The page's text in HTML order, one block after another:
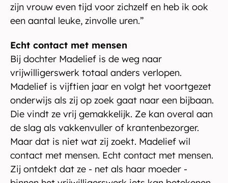
zijn vrouw even tijd voor zichzelf en heb ik ook
een aantal leuke, zinvolle uren.”
Echt contact met mensen
Bij dochter Madelief is de weg naar
vrijwilligerswerk totaal anders verlopen.
Madelief is vijftien jaar en volgt het voortgezet
onderwijs als zij op zoek gaat naar een bijbaan.
Die vindt ze vrij gemakkelijk. Ze kan overal aan
de slag als vakkenvuller of krantenbezorger.
Maar dat is niet wat zij zoekt. Madelief wil
contact met mensen. Echt contact met mensen.
Zij ontdekt dat ze - net als haar moeder -